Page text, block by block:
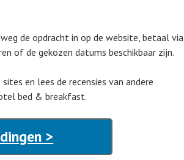
de opdracht in op de website, betaal via
of de gekozen datums beschikbaar zijn.
en lees de recensies van andere
bed & breakfast.
>